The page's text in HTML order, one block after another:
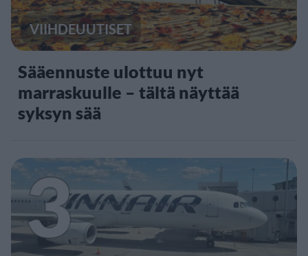
VIIHDEUUTISET
Sääennuste ulottuu nyt
marraskuulle – tältä näyttää
syksyn sää
3